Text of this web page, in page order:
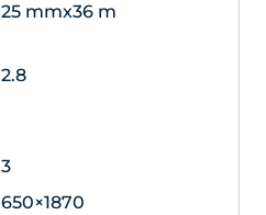
25 mmx36 m
2.8
3
650×1870